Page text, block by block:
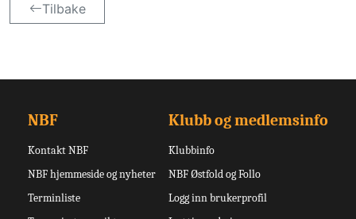
Tilbake
NBF
Kontakt NBF
NBF hjemmeside og nyheter
Terminliste
Klubb og medlemsinfo
Klubbinfo
NBF Østfold og Follo
Logg inn brukerprofil